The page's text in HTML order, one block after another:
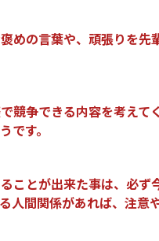
めの言葉や、頑張りを先
競争できる内容を考えて
です。
ことが出来た事は、必
人間関係があれば、注意